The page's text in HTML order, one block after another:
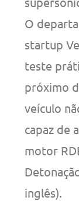
O
startup
teste
próximo
veículo
capaz de
motor
inglês).